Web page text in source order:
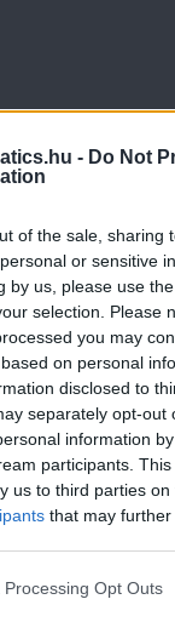
- Do Not
of the sale, sharing
or sensitive
by us, please use
selection. Please
you may
on personal
disclosed to
separately opt-out
information
participants.
us to third parties on
that may
website/app uses
Opt Outs
vs